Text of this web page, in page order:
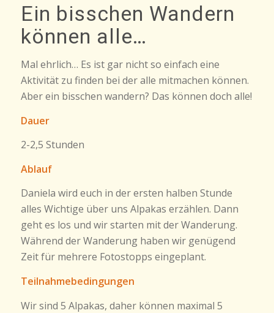
Ein bisschen Wandern
können alle…
Mal ehrlich… Es ist gar nicht so einfach eine
Aktivität zu finden bei der alle mitmachen können.
Aber ein bisschen wandern? Das können doch alle!
Dauer
2-2,5 Stunden
Ablauf
Daniela wird euch in der ersten halben Stunde
alles Wichtige über uns Alpakas erzählen. Dann
geht es los und wir starten mit der Wanderung.
Während der Wanderung haben wir genügend
Zeit für mehrere Fotostopps eingeplant.
Teilnahmebedingungen
Wir sind 5 Alpakas, daher können maximal 5